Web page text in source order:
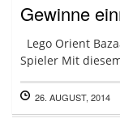
Gewinne
Lego Orient
Spieler Mit
26. AUGUST, 2014